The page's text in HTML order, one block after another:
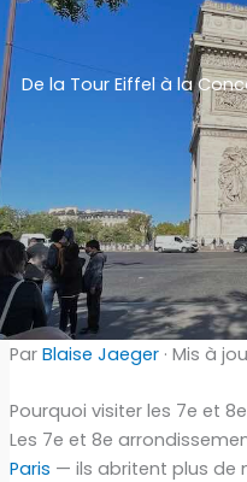
De la Tour Eiffel à la
Par Blaise Jaeger· Mis à
Pourquoi visiter les 7e et
Les 7e et 8e
Paris — ils abritent plus de